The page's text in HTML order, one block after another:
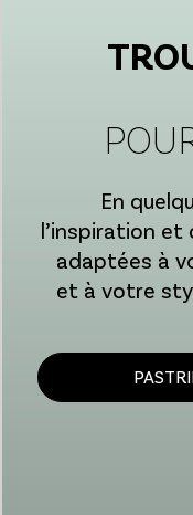
En
l’inspiration
adaptées à
et à votre